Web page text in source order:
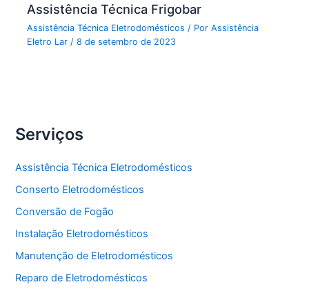
Assistência Técnica Frigobar
Assistência Técnica Eletrodomésticos / PorAssistência
Eletro Lar /8 de setembro de 2023
Serviços
Assistência Técnica Eletrodomésticos
Conserto Eletrodomésticos
Conversão de Fogão
Instalação Eletrodomésticos
Manutenção de Eletrodomésticos
Reparo de Eletrodomésticos